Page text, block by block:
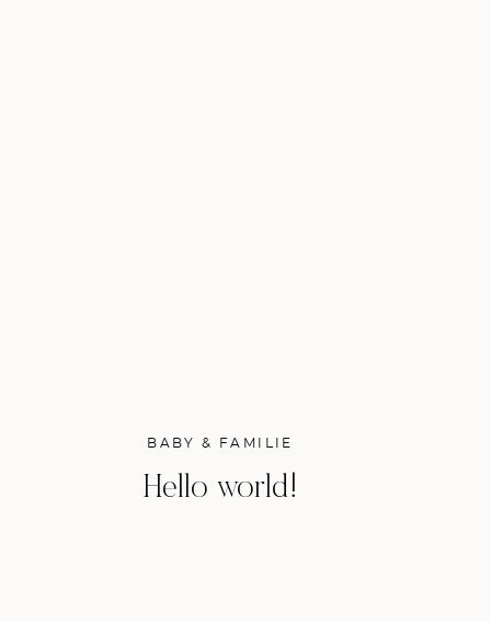
BABY & FAMILIE
Hello world!